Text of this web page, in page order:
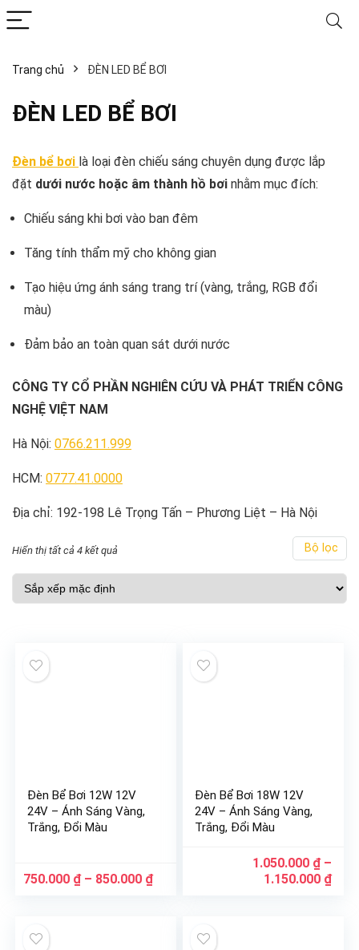
Trang chủ ĐÈN LED BỂ BƠI
ĐÈN LED BỂ BƠI
Đèn bể bơi là loại đèn chiếu sáng chuyên dụng được lắp
đặt dưới nước hoặc âm thành hồ bơi nhằm mục đích:
Chiếu sáng khi bơi vào ban đêm
Tăng tính thẩm mỹ cho không gian
Tạo hiệu ứng ánh sáng trang trí (vàng, trắng, RGB đổi
màu)
Đảm bảo an toàn quan sát dưới nước
CÔNG TY CỔ PHẦN NGHIÊN CỨU VÀ PHÁT TRIỂN CÔNG
NGHỆ VIỆT NAM
Hà Nội: 0766.211.999
HCM: 0777.41.0000
Địa chỉ: 192-198 Lê Trọng Tấn – Phương Liệt – Hà Nội
Bộ lọc
Hiển thị tất cả 4 kết quả
Đèn Bể Bơi 12W 12V
24V – Ánh Sáng Vàng,
Trắng, Đổi Màu
750.000 ₫ – 850.000 ₫Khoảng
Đèn Bể Bơi 18W 12V
24V – Ánh Sáng Vàng,
Trắng, Đổi Màu
1.050.000 ₫ –
1.150.000 ₫